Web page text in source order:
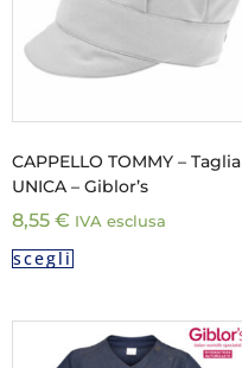
CAPPELLO TOMMY – Taglia
UNICA – Giblor’s
8,55 € IVA esclusa
scegli